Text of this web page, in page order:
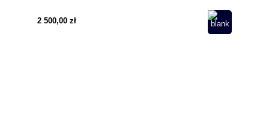
2 500,00 zł